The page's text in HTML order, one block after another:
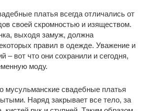
платья всегда отличались от
своей скромностью и изяществом.
выходя замуж, должна
правил в одежде. Уважение и
– вот что они сохранили и сегодня,
моду.
мусульманские свадебные платья
Наряд закрывает все тело, за